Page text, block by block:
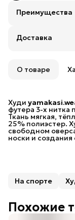
Преимущества
Оплата —
Доставка в
Бесплатная
выдачи СДЭК.
При заказе
России.
Доставка
О товаре
Худи
футера 3-х нитка
Ткань мягкая,
25% полиэстер.
свободном
носки и создания
На спорте
Похожие